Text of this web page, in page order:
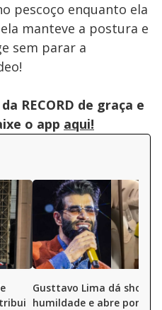
pescoço enquanto ela
manteve a postura e
sem parar a
RECORD de graça e
o app aqui!
Gusttavo Lima dá show
humildade e abre portas